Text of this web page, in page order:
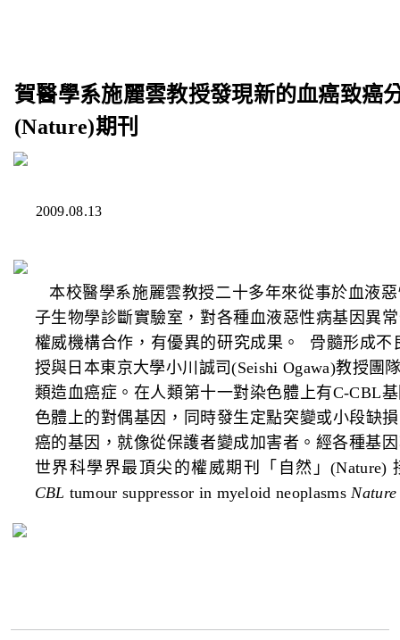
賀醫學系施麗雲教授發現新的血癌致癌
(Nature)期刊
2009.08.13
本校醫學系施麗雲教授二十多年來從事於血液
子生物學診斷實驗室，對各種血液惡性病基因異
權威機構合作，有優異的研究成果。
骨髓形成不
授與日本東京大學小川誠司(Seishi Ogawa)教授團
類造血癌症。在人類第十一對染色體上有C-CBL
色體上的對偶基因，同時發生定點突變或小段缺
癌的基因，就像從保護者變成加害者。經各種基
世界科學界最頂尖的權威期刊「自然」(Nature)
CBL tumour suppressor in myeloid neoplasms Nature